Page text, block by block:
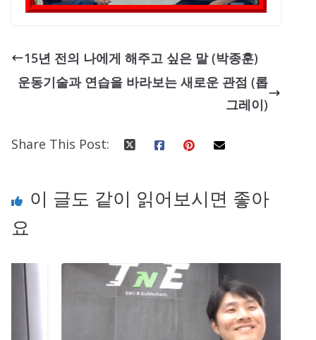
15년 전의 나에게 해주고 싶은 말 (박종훈)
운동기술과 연습을 바라보는 새로운 관점 (롭
그레이)
Share This Post:
이 글도 같이 읽어보시면 좋아
요